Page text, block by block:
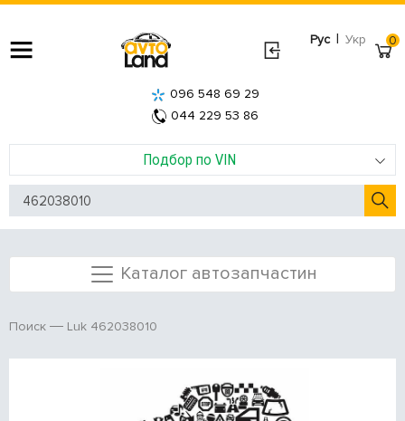
Рус | Укр
Подбор по VIN
096 548 69 29
044 229 53 86
0
Каталог автозапчастин
Поиск Luk 462038010